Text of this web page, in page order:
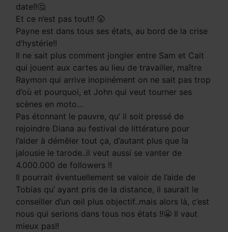
date!!🤔
Et ce n’est pas tout!! 😲
Payne est dans tous ses états, au bord de la crise
d’hystérie!!
Il ne sait plus comment jongler entre Sam et Cait
qui jouent aux cartes au lieu de travailler, maître
Raymon qui arrive inopinément on ne sait pas trop
d’où et pourquoi, et John qui veut tourner ses
scènes en moto…
Pas étonnant le pauvre, qu’ il soit pressé de
rejoindre Diana au festival de littérature pour
l’aider à démêler tout ça, d’autant plus que la
jalousie le tarode..il veut aussi se vanter de
4.000.000 de followers !!
Il pourrait éventuellement se valoir de l’aide de
Tobias qu’ ayant pris de la distance, il saurait le
conseiller d’un œil plus objectif..mais alors là, c’est
nous qui serions dans tous nos états !!😬 Il vaut
mieux pas!!